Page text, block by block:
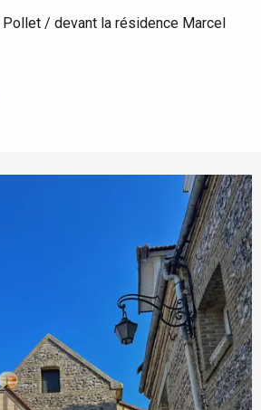
Pollet / devant la résidence Marcel
favoris